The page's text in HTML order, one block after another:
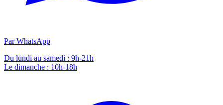
Par WhatsApp
Du lundi au samedi : 9h-21h
Le dimanche : 10h-18h